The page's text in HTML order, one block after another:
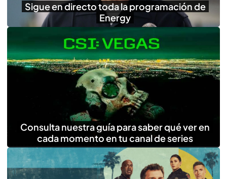
Sigue en directo toda la programación de
Energy
Consulta nuestra guía para saber qué ver en
cada momento en tu canal de series